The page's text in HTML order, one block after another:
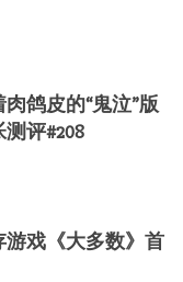
鸽皮的“鬼泣”版
评#208
戏《大多数》首